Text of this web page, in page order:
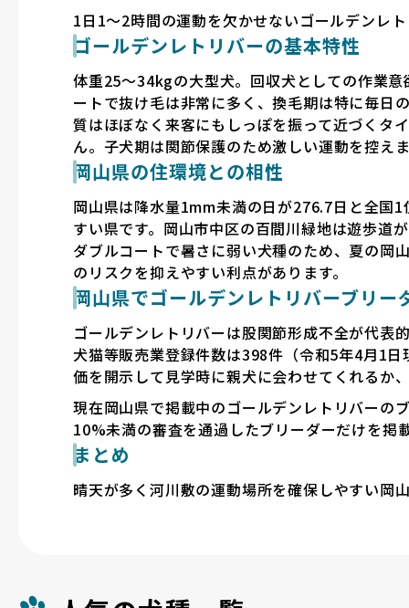
1日1〜2時間の運動を欠かせないゴールデンレ
ゴールデンレトリバーの基本特性
体重25〜34kgの大型犬。回収犬としての作業
ートで抜け毛は非常に多く、換毛期は特に毎日
質はほぼなく来客にもしっぽを振って近づくタ
ん。子犬期は関節保護のため激しい運動を控え
岡山県の住環境との相性
岡山県は降水量1mm未満の日が276.7日と全国
すい県です。岡山市中区の百間川緑地は遊歩道
ダブルコートで暑さに弱い犬種のため、夏の岡
のリスクを抑えやすい利点があります。
岡山県でゴールデンレトリバーブリー
ゴールデンレトリバーは股関節形成不全が代表
犬猫等販売業登録件数は398件（令和5年4月1
価を開示して見学時に親犬に会わせてくれるか
現在岡山県で掲載中のゴールデンレトリバー
10%未満の審査を通過したブリーダーだけを掲
まとめ
晴天が多く河川敷の運動場所を確保しやすい岡